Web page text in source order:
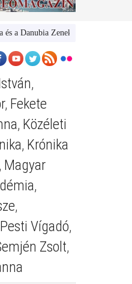
a Danubia Zenekar
,
, Fekete
, Közéleti
, Krónika
, Magyar
,
,
Pesti Vígadó,
Zsolt,